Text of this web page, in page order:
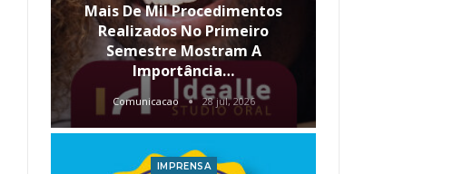
Mais De Mil Procedimentos
Realizados No Primeiro
Semestre Mostram A
Importância…
Comunicacao 28 jul, 2026
IMPRENSA